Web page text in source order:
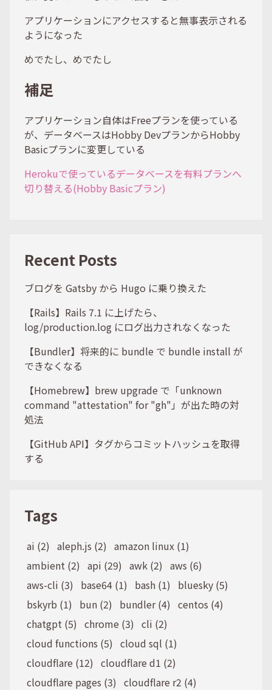
アプリケーションにアクセスすると無事表示される
ようになった
めでたし、めでたし
補足
アプリケーション自体はFreeプランを使っている
が、データベースはHobby DevプランからHobby
Basicプランに変更している
Herokuで使っているデータベースを有料プランへ
切り替える(Hobby Basicプラン)
Recent Posts
ブログを Gatsby から Hugo に乗り換えた
【Rails】Rails 7.1 に上げたら、
log/production.log にログ出力されなくなった
【Bundler】将来的に bundle で bundle install が
できなくなる
【Homebrew】brew upgrade で「unknown
command "attestation" for "gh"」が出た時の対
処法
【GitHub API】タグからコミットハッシュを取得
する
Tags
ai (2) aleph.js (2) amazon linux (1)
ambient (2) api (29) awk (2) aws (6)
aws-cli (3)
base64 (1) bash (1)
bluesky (5)
bskyrb (1)
bun (2) bundler (4) centos (4)
chatgpt (5) chrome (3) cli (2)
cloud functions (5) cloud sql (1)
cloudflare (12) cloudflare d1 (2)
cloudflare pages (3) cloudflare r2 (4)